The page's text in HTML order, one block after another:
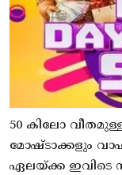
50 കിലോ
മോഷ്ടാക്കളും
ഏലയ്ക്ക ഇവിടെ